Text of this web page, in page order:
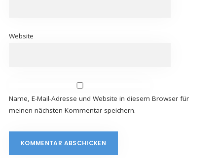
Website
Name, E-Mail-Adresse und Website in diesem Browser für
meinen nächsten Kommentar speichern.